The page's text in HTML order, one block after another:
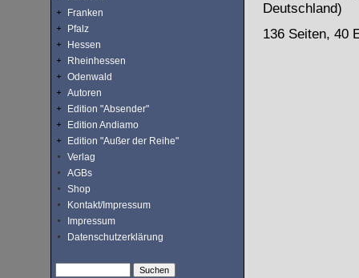
Franken
Pfalz
Hessen
Rheinhessen
Odenwald
Autoren
Edition "Absender"
Edition Andiamo
Edition "Außer der Reihe"
Verlag
AGBs
Shop
Kontakt/Impressum
Impressum
Datenschutzerklärung
Deutschland)
136 Seiten, 40